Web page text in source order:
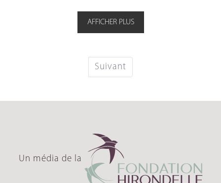
AFFICHER PLUS
Suivant
Un média de la